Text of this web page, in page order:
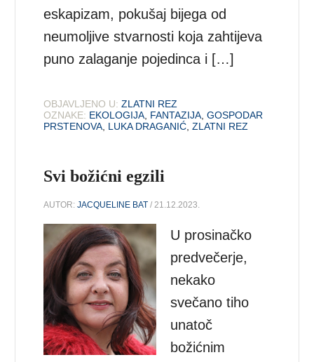
eskapizam, pokušaj bijega od
neumoljive stvarnosti koja zahtijeva
puno zalaganje pojedinca i […]
OBJAVLJENO U: ZLATNI REZ
OZNAKE: EKOLOGIJA FANTAZIJA ,GOSPODAR
PRSTENOVA LUKA DRAGANIĆ ,ZLATNI REZ
Svi božićni egzili
AUTOR:JACQUELINE BAT / 21.12.2023.
U prosinačko
predvečerje,
nekako
svečano tiho
unatoč
božićnim